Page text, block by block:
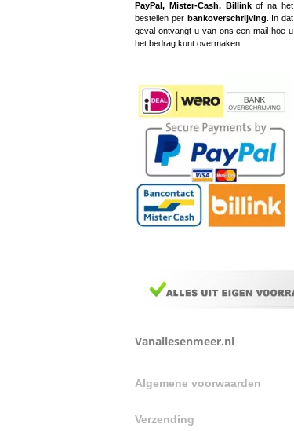
PayPal, Mister-Cash, Billinkof na het
bestellen per bankoverschrijving . In dat
geval ontvangt u van ons een mail hoe u
het bedrag kunt overmaken.
Vanallesenmeer.nl
Algemene voorwaarden
Verzending